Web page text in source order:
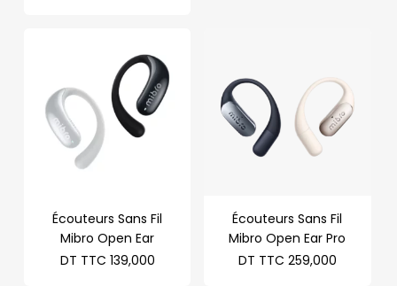
Écouteurs Sans Fil
Mibro Open Ear
DT TTC 139,000
Écouteurs Sans Fil
Mibro Open Ear Pro
DT TTC 259,000